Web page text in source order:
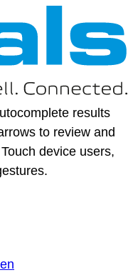
results
to review and
device users,